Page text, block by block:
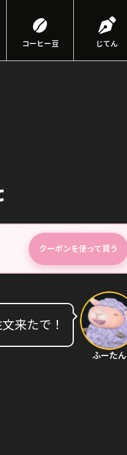
コーヒー豆 じてん
クーポンを使って買う
来たで！
ふーたん